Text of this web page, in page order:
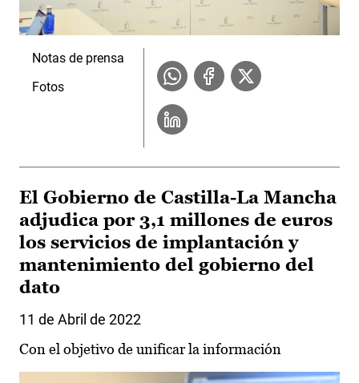
Notas de prensa
Fotos
El Gobierno de Castilla-La Mancha
adjudica por 3,1 millones de euros
los servicios de implantación y
mantenimiento del gobierno del
dato
11 de Abril de 2022
Con el objetivo de unificar la información